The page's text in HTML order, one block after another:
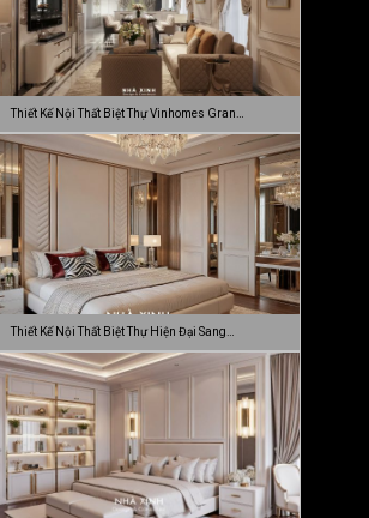
Thiết Kế Nội Thất Biệt Thự Vinhomes Gran…
Thiết Kế Nội Thất Biệt Thự Hiện Đại Sang…